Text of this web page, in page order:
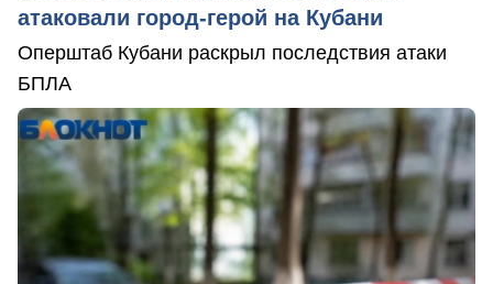
атаковали город-герой на Кубани
Оперштаб Кубани раскрыл последствия атаки
БПЛА